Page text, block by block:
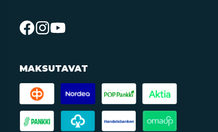
MAKSUTAVAT